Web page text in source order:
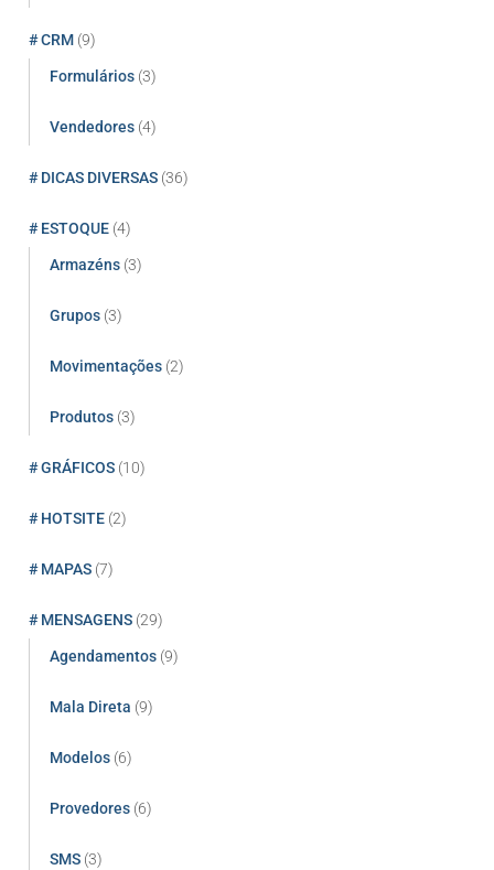
# CRM (9)
Formulários (3)
Vendedores (4)
# DICAS DIVERSAS (36)
# ESTOQUE (4)
Armazéns (3)
Grupos (3)
Movimentações (2)
Produtos (3)
# GRÁFICOS (10)
# HOTSITE (2)
# MAPAS (7)
# MENSAGENS (29)
Agendamentos (9)
Mala Direta (9)
Modelos (6)
Provedores (6)
SMS (3)